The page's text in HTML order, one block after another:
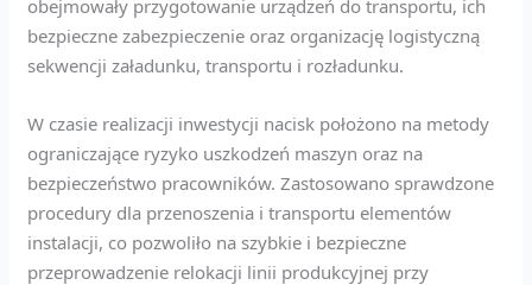
obejmowały przygotowanie urządzeń do transportu, ich
bezpieczne zabezpieczenie oraz organizację logistyczną
sekwencji załadunku, transportu i rozładunku.
W czasie realizacji inwestycji nacisk położono na metody
ograniczające ryzyko uszkodzeń maszyn oraz na
bezpieczeństwo pracowników. Zastosowano sprawdzone
procedury dla przenoszenia i transportu elementów
instalacji, co pozwoliło na szybkie i bezpieczne
przeprowadzenie relokacji linii produkcyjnej przy